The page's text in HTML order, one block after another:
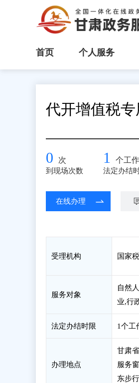
首页 个人服务
代开增值税
0 次
到现场次数
1 个工
法定办结
在线办理
受理机构 国家
服务对象
自然
业,行
法定办结时限 1个工
办理地点
甘肃
服务
东步